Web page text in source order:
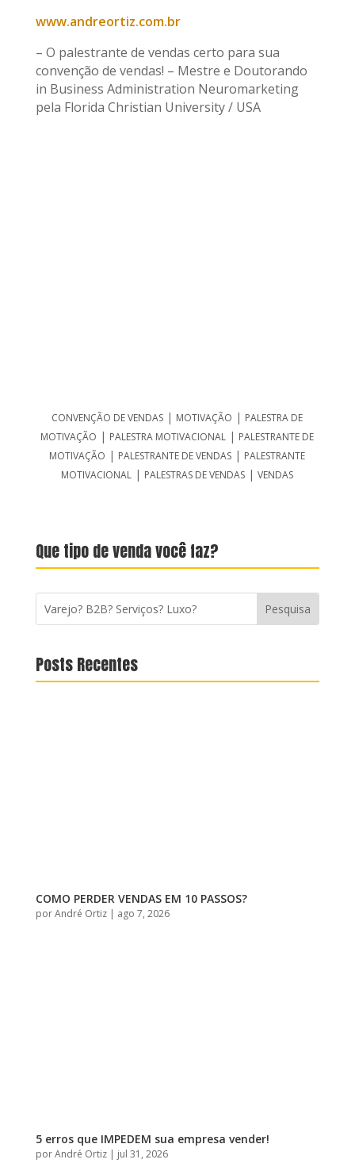
www.andreortiz.com.br
– O palestrante de vendas certo para sua
convenção de vendas! – Mestre e Doutorando
in Business Administration Neuromarketing
pela Florida Christian University / USA
CONVENÇÃO DE VENDAS | MOTIVAÇÃO | PALESTRA DE
MOTIVAÇÃO | PALESTRA MOTIVACIONAL | PALESTRANTE DE
MOTIVAÇÃO | PALESTRANTE DE VENDAS | PALESTRANTE
MOTIVACIONAL | PALESTRAS DE VENDAS |VENDAS
Que tipo de venda você faz?
Posts Recentes
COMO PERDER VENDAS EM 10 PASSOS?
porAndré Ortiz| ago 7, 2026
5 erros que IMPEDEM sua empresa vender!
porAndré Ortiz| jul 31, 2026